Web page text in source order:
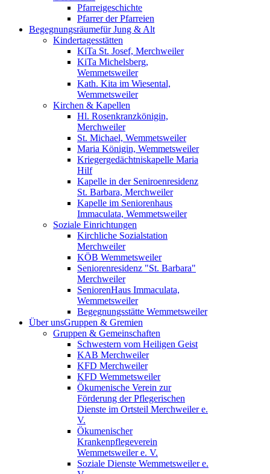
Pfarreigeschichte
Pfarrer der Pfarreien
Begegnungsräumefür Jung & Alt
Kindertagesstätten
KiTa St. Josef, Merchweiler
KiTa Michelsberg,
Wemmetsweiler
Kath. Kita im Wiesental,
Wemmetsweiler
Kirchen & Kapellen
Hl. Rosenkranzkönigin,
Merchweiler
St. Michael, Wemmetsweiler
Maria Königin, Wemmetsweiler
Kriegergedächtniskapelle Maria
Hilf
Kapelle in der Seniroenresidenz
St. Barbara, Merchweiler
Kapelle im Seniorenhaus
Immaculata, Wemmetsweiler
Soziale Einrichtungen
Kirchliche Sozialstation
Merchweiler
KÖB Wemmetsweiler
Seniorenresidenz "St. Barbara"
Merchweiler
SeniorenHaus Immaculata,
Wemmetsweiler
Begegnungsstätte Wemmetsweiler
Über unsGruppen & Gremien
Gruppen & Gemeinschaften
Schwestern vom Heiligen Geist
KAB Merchweiler
KFD Merchweiler
KFD Wemmetsweiler
Ökumenische Verein zur
Förderung der Pflegerischen
Dienste im Ortsteil Merchweiler e.
V.
Ökumenischer
Krankenpflegeverein
Wemmetsweiler e. V.
Soziale Dienste Wemmetsweiler e.